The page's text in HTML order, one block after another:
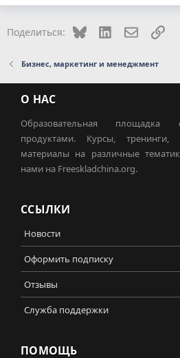
Поделиться: Bluesky LinkedIn
Бизнес, маркетинг и менеджмент
О НАС
Образовательная
продуктами. Курсы,
материалы на различные
нами на Freeskladchina.org.
ССЫЛКИ
Новости
Оформить подписку
Отзывы
Служба поддержки
ПОМОЩЬ